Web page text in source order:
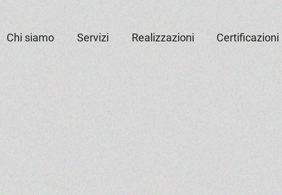
Chi siamo Servizi Realizzazioni Certificazioni